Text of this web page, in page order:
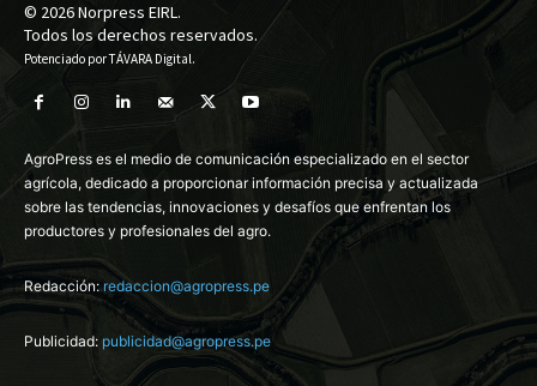
© 2026 Norpress EIRL.
Todos los derechos reservados.
Potenciado porTÁVARA Digital.
AgroPress es el medio de comunicación especializado en el sector
agrícola, dedicado a proporcionar información precisa y actualizada
sobre las tendencias, innovaciones y desafíos que enfrentan los
productores y profesionales del agro.
Redacción: redaccion@agropress.pe
Publicidad: publicidad@agropress.pe